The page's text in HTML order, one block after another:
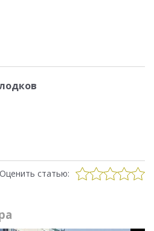
Оценить статью: